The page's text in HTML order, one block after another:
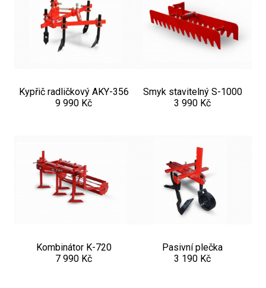
Kypřič radličkový AKY-356
9 990 Kč
Smyk stavitelný S-1000
3 990 Kč
Kombinátor K-720
7 990 Kč
Pasivní plečka
3 190 Kč